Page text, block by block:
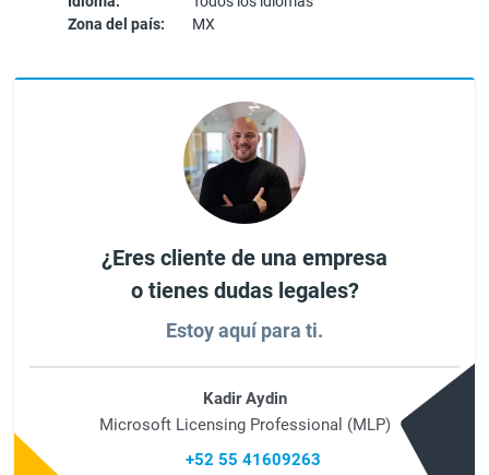
Zona del país:
MX
¿Eres cliente de una empresa
o tienes dudas legales?
Estoy aquí para ti.
Kadir Aydin
Microsoft Licensing Professional (MLP)
+52 55 41609263